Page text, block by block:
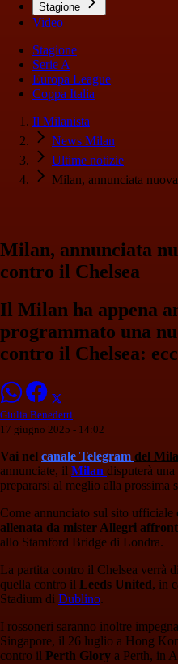
Stagione
Video
Stagione
Serie A
Europa League
Coppa Italia
Il Milanista
News Milan
Ultime notizie
Milan, annunciata
Milan, annunciata
contro il Chelsea
Il Milan ha appena
programmato una
contro il Chelsea:
Giulia Benedetti
17 giugno 2025 - 14:02
Vai nel canale Telegram del
annunciate, il Milan disputerà una
prepararsi al meglio alla prossima
Come annunciato sul sito ufficiale
allenata da mister Allegri
allo Stamford Bridge di Londra.
La partita contro il Chelsea verrà
quella contro il Leeds United, in
Stadium di Dublino.
I rossoneri saranno inoltre
Singapore, il 26 luglio a Hong
contro il Perth Glory a Perth, in